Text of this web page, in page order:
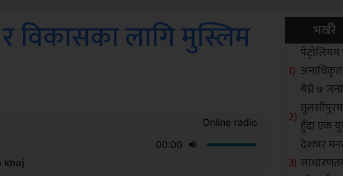
विकासका लागि मुस्लिम
भर्खरै
अनाधिकृत
बेच्ने ७
हुँदा एक
देशभर